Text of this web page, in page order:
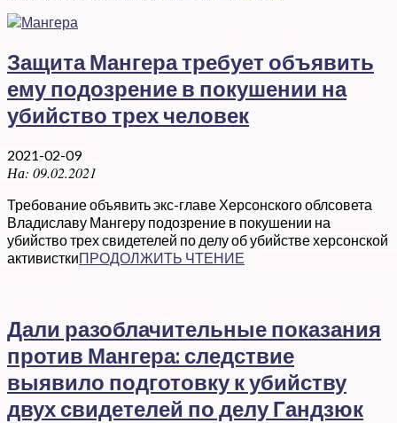
Защита Мангера требует объявить
ему подозрение в покушении на
убийство трех человек
2021-02-09
На: 09.02.2021
Требование объявить экс-главе Херсонского облсовета
Владиславу Мангеру подозрение в покушении на
убийство трех свидетелей по делу об убийстве херсонской
активисткиПРОДОЛЖИТЬ ЧТЕНИЕ
Дали разоблачительные показания
против Мангера: следствие
выявило подготовку к убийству
двух свидетелей по делу Гандзюк